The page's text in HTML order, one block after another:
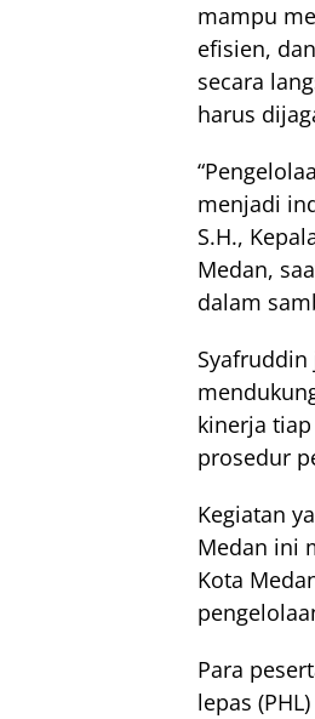
mampu
efisien,
secara
harus
menjadi
S.H.,
Medan,
dalam
kinerja
prosedur
Kegiatan
Medan ini
Kota
Para
lepas